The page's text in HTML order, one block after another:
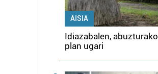
AISIA
Idiazabalen, abuzturako
plan ugari